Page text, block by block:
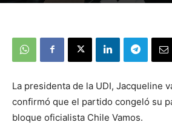
La presidenta de la UDI, Jacqueline
confirmó que el partido congeló su
bloque oficialista Chile Vamos.